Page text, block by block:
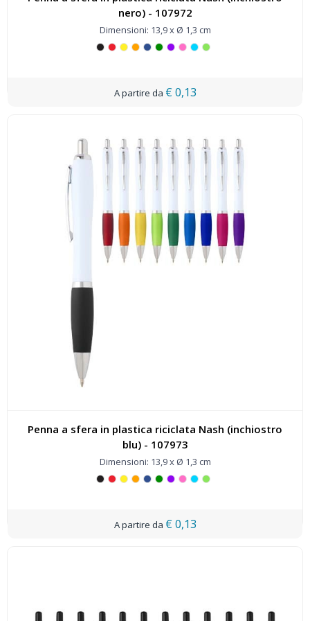
nero) - 107972
Dimensioni: 13,9 x Ø 1,3 cm
€ 0,13
Penna a sfera in plastica riciclata Nash (inchiostro
blu) - 107973
Dimensioni: 13,9 x Ø 1,3 cm
€ 0,13